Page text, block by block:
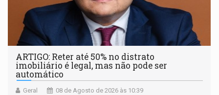
ARTIGO: Reter até 50% no distrato
imobiliário é legal, mas não pode ser
automático
Geral 08 de Agosto de 2026 às 10:39